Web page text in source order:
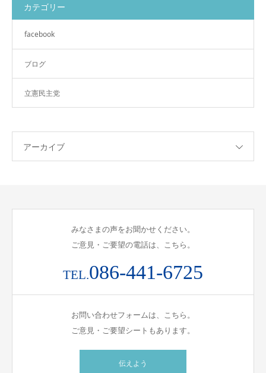
カテゴリー
facebook
ブログ
立憲民主党
アーカイブ
みなさまの声をお聞かせください。
ご意見・ご要望の電話は、こちら。
TEL.086-441-6725
お問い合わせフォームは、こちら。
ご意見・ご要望シートもあります。
伝えよう